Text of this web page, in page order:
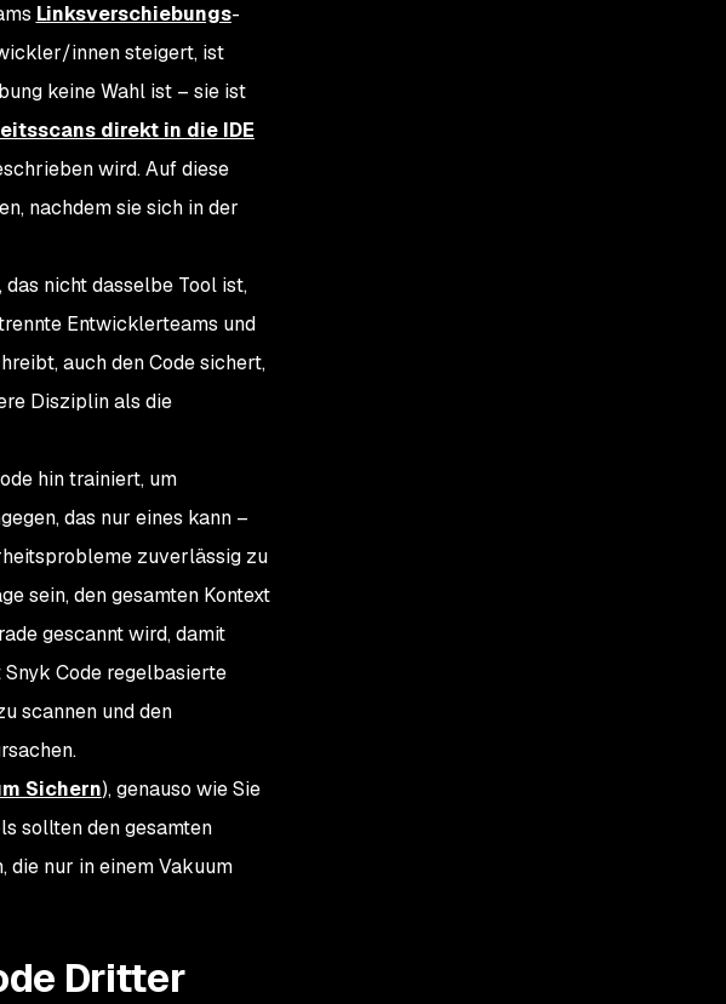
Linksverschiebungs-
innen steigert, ist
keine Wahl ist – sie ist
direkt in die IDE
wird. Auf diese
nachdem sie sich in der
nicht dasselbe Tool ist,
Entwicklerteams und
auch den Code sichert,
Disziplin als die
hin trainiert, um
das nur eines kann –
zuverlässig zu
sein, den gesamten Kontext
gescannt wird, damit
Code regelbasierte
scannen und den
Sichern), genauso wie Sie
sollten den gesamten
die nur in einem Vakuum
Dritter